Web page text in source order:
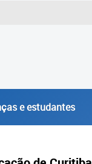
e estudantes